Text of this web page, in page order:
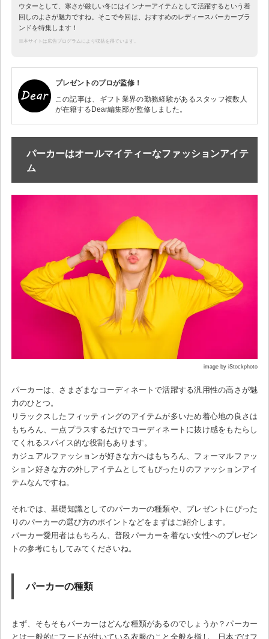
ウターとして、寒さが厳しい冬にはインナーアイテムとして活躍するという着
回しのよさが魅力ですね。そこで今回は、おすすめのレディースパーカーブラ
ンドを特集します！
※本サイトは広告プログラムにより収益を得ています。
プレゼントのプロが監修！
この記事は、ギフト業界の勤務経験があるスタッフ複数人
が在籍するDear編集部が監修しました。
パーカーはオールマイティーなファッションアイテ
ム
image by iStockphoto
パーカーは、さまざまなコーディネートで活躍する汎用性の高さが魅
力のひとつ。
リラックスしたフィッティングのアイテムが多いため着心地の良さは
もちろん、一点プラスするだけでコーディネートに抜け感をもたらし
てくれるスパイス的な役割もあります。
カジュアルファッションが好きな方へはもちろん、フォーマルファッ
ション好きな方の外しアイテムとしてもぴったりのファッションアイ
テムなんですね。
それでは、基礎知識としてのパーカーの種類や、プレゼントにぴった
りのパーカーの選び方のポイントなどをまずはご紹介します。
パーカー愛用者はもちろん、普段パーカーを着ない女性へのプレゼン
トの参考にもしてみてくださいね。
パーカーの種類
まず、そもそもパーカーはどんな種類があるのでしょうか？パーカー
とは一般的にフードが付いている衣服のこと全般を指し、日本ではフ